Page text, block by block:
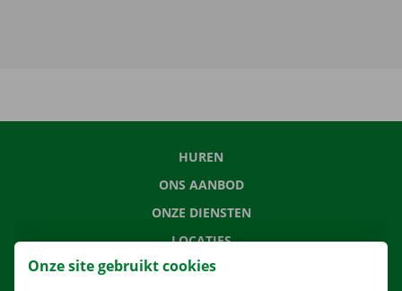
HUREN
ONS AANBOD
ONZE DIENSTEN
LOCATIES
APP
Onze site gebruikt cookies